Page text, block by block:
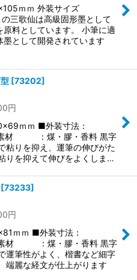
込む
ｍｍ 外装サイズ
三歌仙は高級固形墨として
原料としています。 小筆に適
墨として開発されています
[73202]
円
ｍｍ ■外装寸法：
材 ：煤・膠・香料 黒字
粘りを抑え、運筆の伸びがた
りを抑えて伸びをよくしま…
[73233]
円
ｍｍ ■外装寸法：
材 ：煤・膠・香料 黒字
運筆性がよく、楷書など細字
端麗な経文が仕上がります